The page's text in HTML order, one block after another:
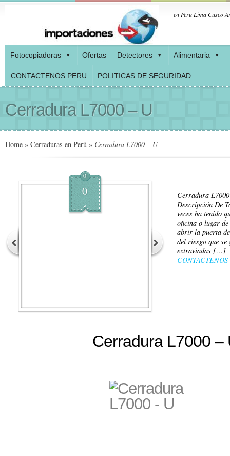
en Peru Lima Cusco
Fotocopiadoras Ofertas Detectores Alimentaria
CONTACTENOS PERU POLITICAS DE SEGURIDAD
Cerradura L7000 – U
Home » Cerraduras en Perú » Cerradura L7000 – U
0
0
Cerradura
Descripción De
veces ha tenido
oficina o lugar
abrir la puerta de
del riesgo que se
extraviadas […]
CONTACTENOS
Cerradura L7000 –